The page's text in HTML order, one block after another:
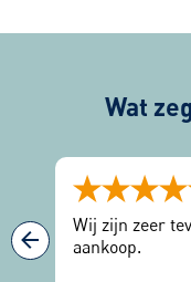
Wat
Wij zijn zeer
aankoop.